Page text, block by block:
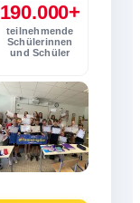
190.000+
teilnehmende
Schülerinnen
und Schüler